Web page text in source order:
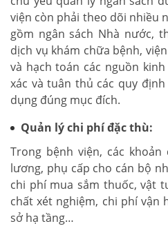
viện còn phải theo dõi nhiều
gồm ngân sách Nhà nước,
dịch vụ khám chữa bệnh,
và hạch toán các nguồn
xác và tuân thủ các quy
dụng đúng mục đích.
Quản lý chi phí đặc thù:
Trong bệnh viện, các
lương, phụ cấp cho cán bộ
chi phí mua sắm thuốc, vật
chất xét nghiệm, chi phí vận
sở hạ tầng…